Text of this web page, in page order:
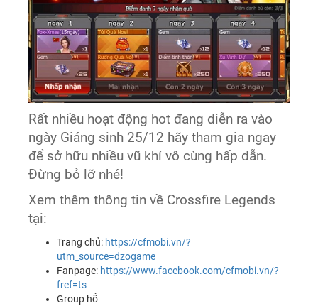
Rất nhiều hoạt động hot đang diễn ra vào
ngày Giáng sinh 25/12 hãy tham gia ngay
để sở hữu nhiều vũ khí vô cùng hấp dẫn.
Đừng bỏ lỡ nhé!
Xem thêm thông tin về Crossfire Legends
tại:
Trang chủ: https://cfmobi.vn/?
utm_source=dzogame
Fanpage: https://www.facebook.com/cfmobi.vn/?
fref=ts
Group hỗ